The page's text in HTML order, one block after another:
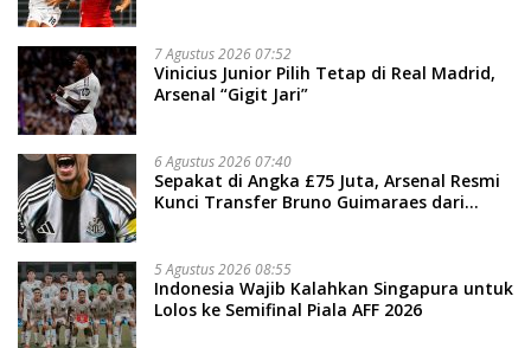
7 Agustus 2026 07:52
Vinicius Junior Pilih Tetap di Real Madrid,
Arsenal “Gigit Jari”
6 Agustus 2026 07:40
Sepakat di Angka £75 Juta, Arsenal Resmi
Kunci Transfer Bruno Guimaraes dari
5 Agustus 2026 08:55
Indonesia Wajib Kalahkan Singapura untuk
Lolos ke Semifinal Piala AFF 2026